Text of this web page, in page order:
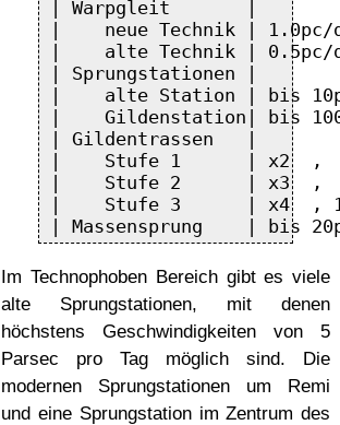
| Warpgleit       |
|    neue Technik |
|    alte Technik |
| Sprungstationen |
|    alte Station | bis
|    Gildenstation| bis
| Gildentrassen   |
|    Stufe 1      | x2  ,
|    Stufe 2      | x3  ,
|    Stufe 3      | x4  ,
Im Technophoben Bereich gibt es viele
alte Sprungstationen, mit denen
höchstens Geschwindigkeiten von 5
Parsec pro Tag möglich sind. Die
modernen Sprungstationen um Remi
und eine Sprungstation im Zentrum des